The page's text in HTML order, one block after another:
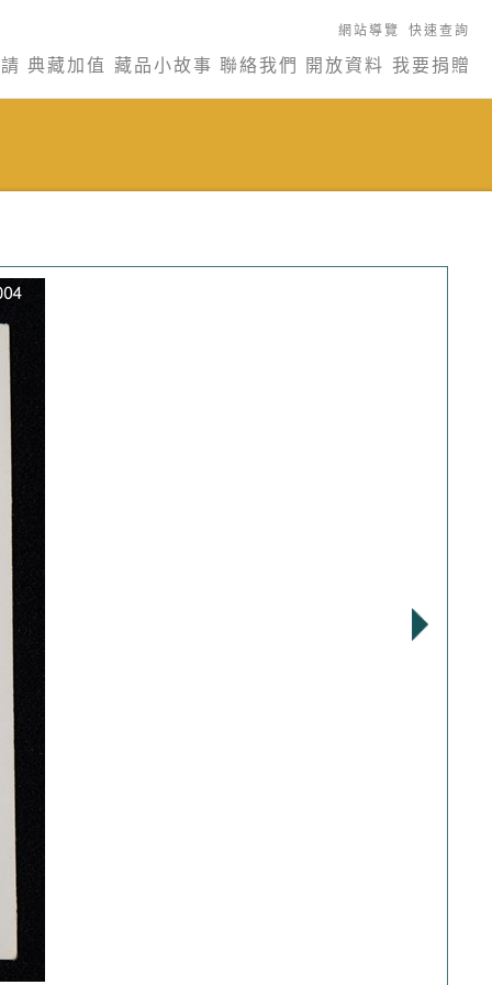
網站導覽 快速查詢
典藏加值 藏品小故事 聯絡我們 開放資料 我要捐贈